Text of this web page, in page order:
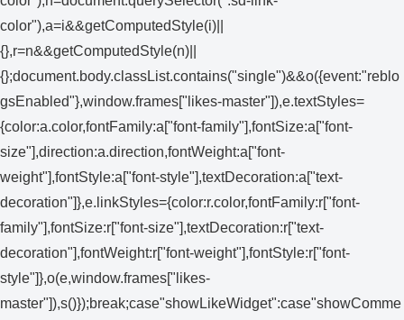
color"),a=i&&getComputedStyle(i)||
{},r=n&&getComputedStyle(n)||
{};document.body.classList.contains("single")&&o({event:"reblo
gsEnabled"},window.frames["likes-master"]),e.textStyles=
{color:a.color,fontFamily:a["font-family"],fontSize:a["font-
size"],direction:a.direction,fontWeight:a["font-
weight"],fontStyle:a["font-style"],textDecoration:a["text-
decoration"]},e.linkStyles={color:r.color,fontFamily:r["font-
family"],fontSize:r["font-size"],textDecoration:r["text-
decoration"],fontWeight:r["font-weight"],fontStyle:r["font-
style"]},o(e,window.frames["likes-
master"]),s()});break;case"showLikeWidget":case"showComme